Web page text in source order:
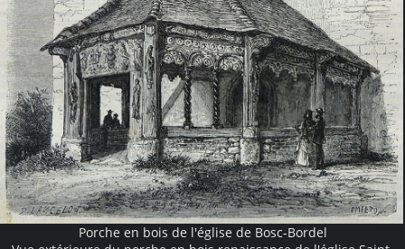
Porche en bois de l'église de Bosc-Bordel